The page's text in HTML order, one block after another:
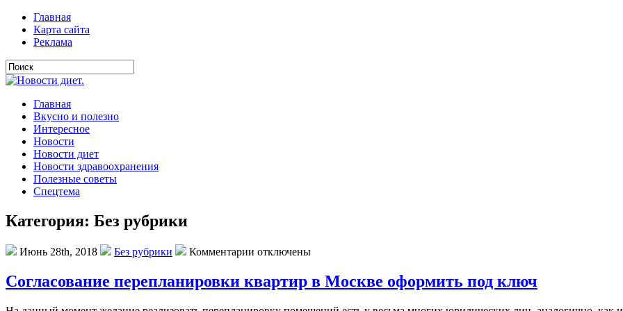
Главная
Карта сайта
Реклама
Главная
Вкусно и полезно
Интересное
Новости
Новости диет
Новости здравоохранения
Полезные советы
Спецтема
Категория: Без рубрики
Июнь 28th, 2018 Без рубрики Комментарии отключены
Согласование перепланировки квартир в Москве оформить под ключ